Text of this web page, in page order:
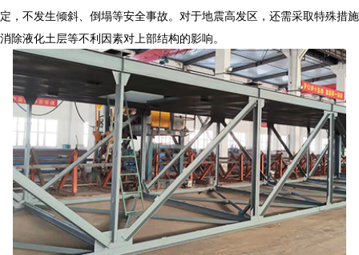
定，不发生倾斜、倒塌等安全事故。对于地震高发区，还需采取特殊措施
消除液化土层等不利因素对上部结构的影响。